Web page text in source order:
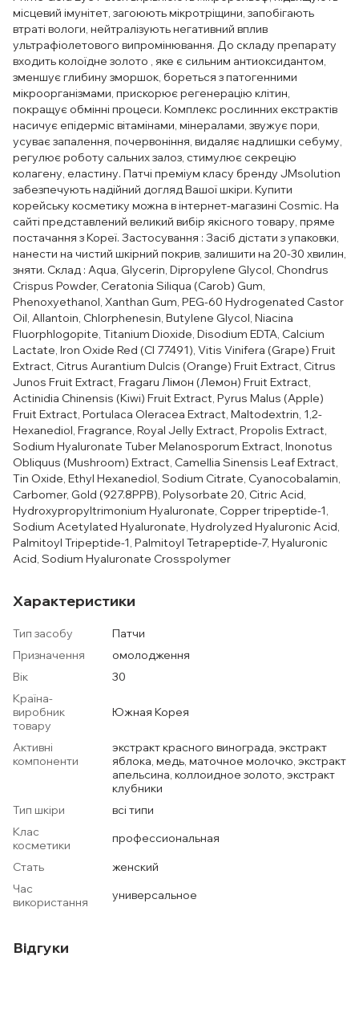
місцевий імунітет, загоюють мікротріщини, запобігають
втраті вологи, нейтралізують негативний вплив
ультрафіолетового випромінювання. До складу препарату
входить колоїдне золото , яке є сильним антиоксидантом,
зменшує глибину зморшок, бореться з патогенними
мікроорганізмами, прискорює регенерацію клітин,
покращує обмінні процеси. Комплекс рослинних екстрактів
насичує епідерміс вітамінами, мінералами, звужує пори,
усуває запалення, почервоніння, видаляє надлишки себуму,
регулює роботу сальних залоз, стимулює секрецію
колагену, еластину. Патчі преміум класу бренду JMsolution
забезпечують надійний догляд Вашої шкіри. Купити
корейську косметику можна в інтернет-магазині Cosmic. На
сайті представлений великий вибір якісного товару, пряме
постачання з Кореї. Застосування : Засіб дістати з упаковки,
нанести на чистий шкірний покрив, залишити на 20-30 хвилин,
зняти. Склад : Aqua, Glycerin, Dipropylene Glycol, Chondrus
Crispus Powder, Ceratonia Siliqua (Carob) Gum,
Phenoxyethanol, Xanthan Gum, PEG-60 Hydrogenated Castor
Oil, Allantoin, Chlorphenesin, Butylene Glycol, Niacina
Fluorphlogopite, Titanium Dioxide, Disodium EDTA, Calcium
Lactate, Iron Oxide Red (CI 77491), Vitis Vinifera (Grape) Fruit
Extract, Citrus Aurantium Dulcis (Orange) Fruit Extract, Citrus
Junos Fruit Extract, Fragaru Лімон (Лемон) Fruit Extract,
Actinidia Chinensis (Kiwi) Fruit Extract, Pyrus Malus (Apple)
Fruit Extract, Portulaca Oleracea Extract, Maltodextrin, 1,2-
Hexanediol, Fragrance, Royal Jelly Extract, Propolis Extract,
Sodium Hyaluronate Tuber Melanosporum Extract, Inonotus
Obliquus (Mushroom) Extract, Camellia Sinensis Leaf Extract,
Tin Oxide, Ethyl Hexanediol, Sodium Citrate, Cyanocobalamin,
Carbomer, Gold (927.8PPB), Polysorbate 20, Citric Acid,
Hydroxypropyltrimonium Hyaluronate, Copper tripeptide-1,
Sodium Acetylated Hyaluronate, Hydrolyzed Hyaluronic Acid,
Palmitoyl Tripeptide-1, Palmitoyl Tetrapeptide-7, Hyaluronic
Acid, Sodium Hyaluronate Crosspolymer
Характеристики
Тип засобу
Патчи
Призначення
омолодження
Вік
30
Країна-
виробник
товару
Южная Корея
Активні
компоненти
экстракт красного винограда, экстракт
яблока, медь, маточное молочко, экстракт
апельсина, коллоидное золото, экстракт
клубники
Тип шкіри
всі типи
Клас
косметики
профессиональная
Стать
женский
Час
використання
универсальное
Відгуки